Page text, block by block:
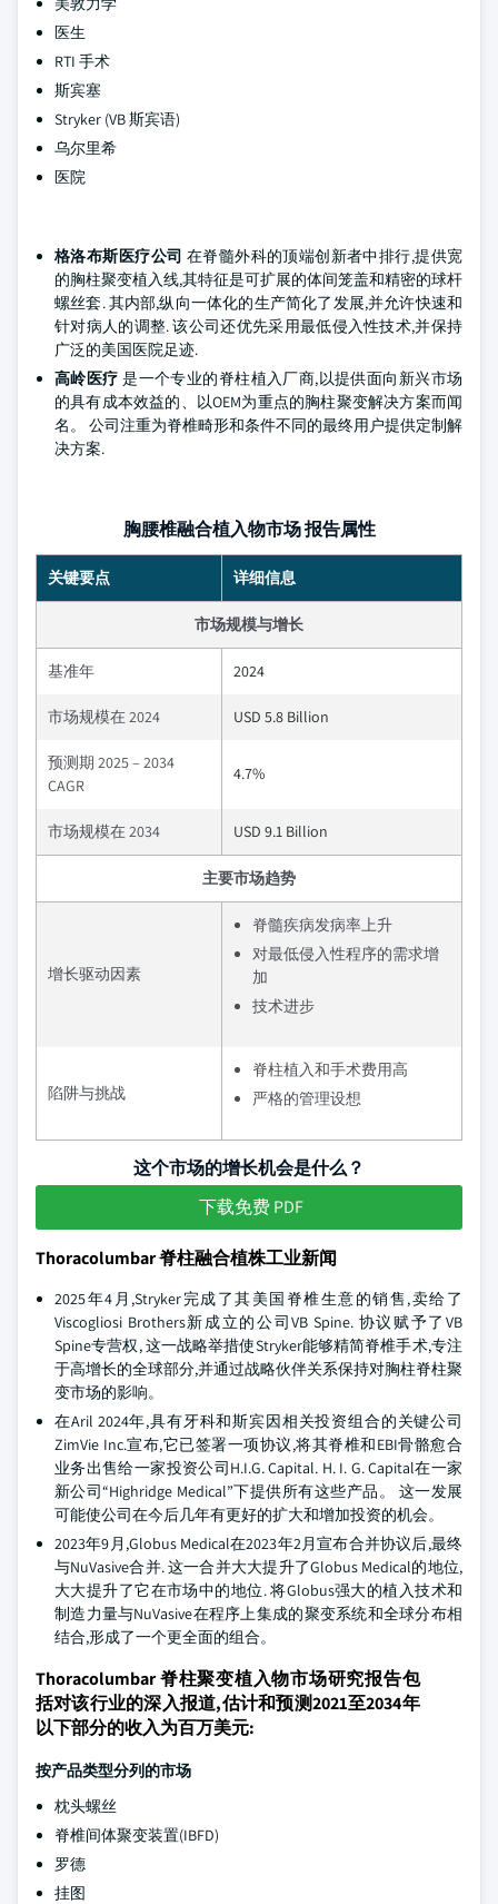
医生
RTI 手术
斯宾塞
Stryker (VB 斯宾语)
乌尔里希
医院
格洛布斯医疗公司 在脊髓外科的顶端创新者中排行,提供宽
的胸柱聚变植入线,其特征是可扩展的体间笼盖和精密的球杆
螺丝套. 其内部,纵向一体化的生产简化了发展,并允许快速和
针对病人的调整. 该公司还优先采用最低侵入性技术,并保持
广泛的美国医院足迹.
高岭医疗 是一个专业的脊柱植入厂商,以提供面向新兴市场
的具有成本效益的、以OEM为重点的胸柱聚变解决方案而闻
名。 公司注重为脊椎畸形和条件不同的最终用户提供定制解
决方案.
胸腰椎融合植入物市场 报告属性
关键要点 详细信息
市场规模与增长
基准年 2024
市场规模在 2024 USD 5.8 Billion
预测期 2025 – 2034
CAGR
4.7%
市场规模在 2034 USD 9.1 Billion
主要市场趋势
增长驱动因素
脊髓疾病发病率上升
对最低侵入性程序的需求增
加
技术进步
陷阱与挑战
脊柱植入和手术费用高
严格的管理设想
这个市场的增长机会是什么？
下载免费 PDF
Thoracolumbar 脊柱融合植株工业新闻
2025年4月,Stryker完成了其美国脊椎生意的销售,卖给了
Viscogliosi Brothers新成立的公司VB Spine. 协议赋予了VB
Spine专营权, 这一战略举措使Stryker能够精简脊椎手术,专注
于高增长的全球部分,并通过战略伙伴关系保持对胸柱脊柱聚
变市场的影响。
在Aril 2024年,具有牙科和斯宾因相关投资组合的关键公司
ZimVie Inc.宣布,它已签署一项协议,将其脊椎和EBI骨骼愈合
业务出售给一家投资公司H.I.G. Capital. H. I. G. Capital在一家
新公司“Highridge Medical”下提供所有这些产品。 这一发展
可能使公司在今后几年有更好的扩大和增加投资的机会。
2023年9月,Globus Medical在2023年2月宣布合并协议后,最终
与NuVasive合并. 这一合并大大提升了Globus Medical的地位,
大大提升了它在市场中的地位. 将Globus强大的植入技术和
制造力量与NuVasive在程序上集成的聚变系统和全球分布相
结合,形成了一个更全面的组合。
Thoracolumbar 脊柱聚变植入物市场研究报告包
括对该行业的深入报道,估计和预测2021至2034年
以下部分的收入为百万美元:
按产品类型分列的市场
枕头螺丝
脊椎间体聚变装置(IBFD)
罗德
挂图